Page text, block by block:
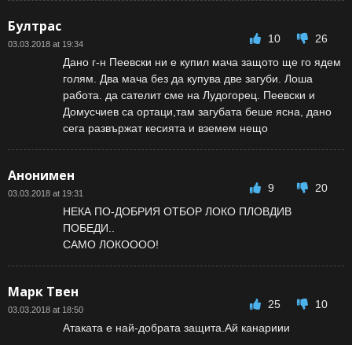
Бултрас
03.03.2018 at 19:34 10
26
Дано г-н Пеевски ни е купил мача защото ще го ядем
голям. Два мача без да купува две загуби. Лоша
работа. да сателит сме на Лудогорец. Пеевски и
Домусчиев са ортаци,там загубата беше ясна, дано
сега развържат кесията и вземем нещо
Анонимен
03.03.2018 at 19:31 9
20
НЕКА ПО-ДОБРИЯ ОТБОР ЛОКО ПЛОВДИВ
ПОБЕДИ..
САМО ЛОКОООО!
Марк Твен
03.03.2018 at 18:50 25
10
Атаката е най-добрата защита.Ай канариии